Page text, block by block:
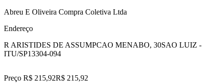
Abreu E Oliveira Compra Coletiva Ltda
Endereço
R ARISTIDES DE ASSUMPCAO MENABO, 30SAO LUIZ -
ITU/SP13304-094
Preço R$ 215,92R$ 215,92